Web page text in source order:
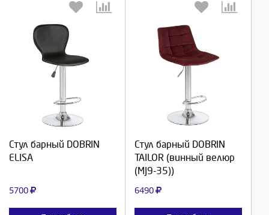
Стул барный DOBRIN
ELISA
5700
Продолжить
Стул барный DOBRIN
TAILOR (винный велюр
(MJ9-35))
6490
Продолжить